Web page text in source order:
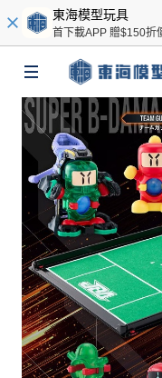
東海模型玩具
首下載APP 贈$150折